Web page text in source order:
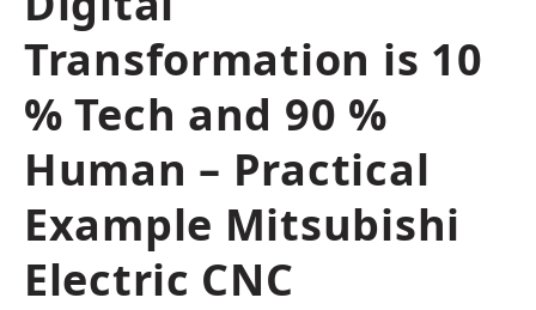
Transformation is 10
% Tech and 90 %
Human – Practical
Example Mitsubishi
Electric CNC